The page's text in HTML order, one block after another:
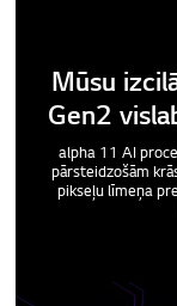
Mūsu
Gen2
alpha 11 AI
pārsteidzošām
pikseļu līmeņa